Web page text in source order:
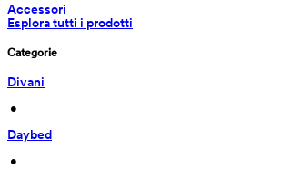
Accessori
Esplora tutti i prodotti
Categorie
Divani
•
Daybed
•